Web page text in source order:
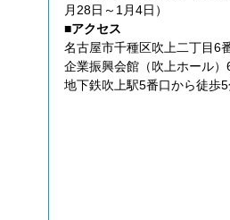
月28日～1月4日）
■アクセス
名古屋市千種区吹上二丁目6
企業振興会館（吹上ホール）
地下鉄吹上駅5番口から徒歩